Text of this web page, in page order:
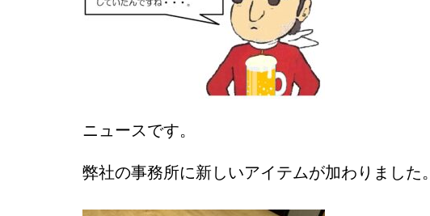
ニュースです。
弊社の事務所に新しいアイテムが加わりました。